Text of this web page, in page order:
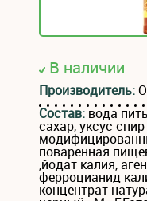
В наличии
Производитель:
Состав: вода
сахар, уксус
поваренная
,йодат калия,
ферроцианид
концентрат